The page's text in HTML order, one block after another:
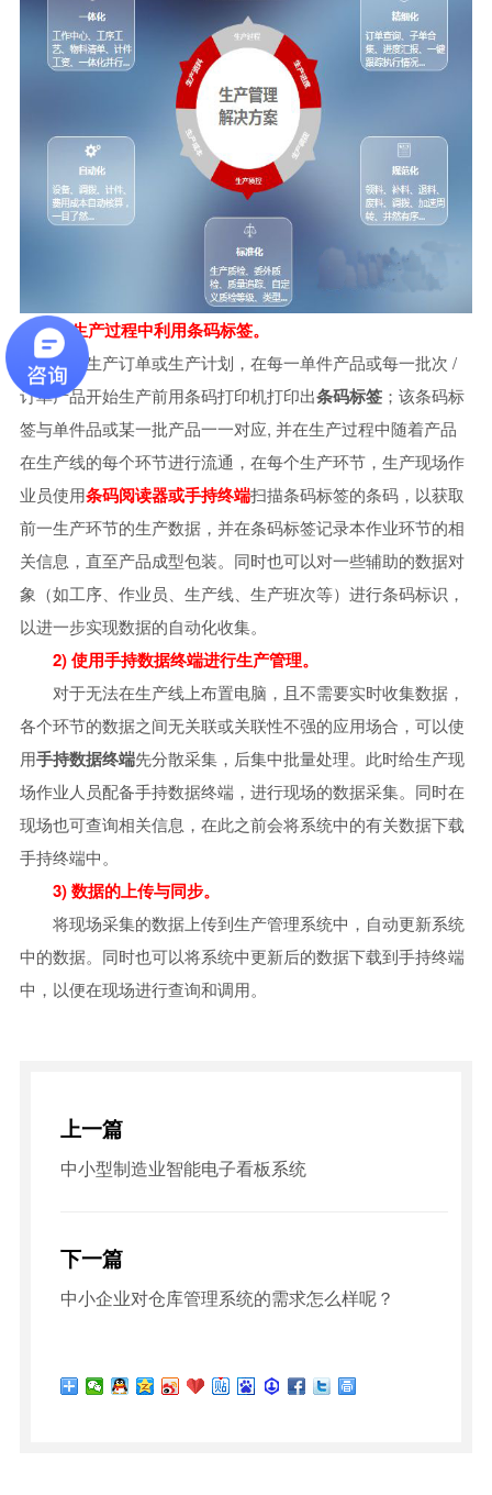
1) 生产过程中利用条码标签。
根据生产订单或生产计划，在每一单件产品或每一批次 /
订单产品开始生产前用条码打印机打印出条码标签；该条码标
签与单件品或某一批产品一一对应, 并在生产过程中随着产品
在生产线的每个环节进行流通，在每个生产环节，生产现场作
业员使用条码阅读器或手持终端扫描条码标签的条码，以获取
前一生产环节的生产数据，并在条码标签记录本作业环节的相
关信息，直至产品成型包装。同时也可以对一些辅助的数据对
象（如工序、作业员、生产线、生产班次等）进行条码标识，
以进一步实现数据的自动化收集。
2) 使用手持数据终端进行生产管理。
对于无法在生产线上布置电脑，且不需要实时收集数据，
各个环节的数据之间无关联或关联性不强的应用场合，可以使
用手持数据终端先分散采集，后集中批量处理。此时给生产现
场作业人员配备手持数据终端，进行现场的数据采集。同时在
现场也可查询相关信息，在此之前会将系统中的有关数据下载
手持终端中。
3) 数据的上传与同步。
将现场采集的数据上传到生产管理系统中，自动更新系统
中的数据。同时也可以将系统中更新后的数据下载到手持终端
中，以便在现场进行查询和调用。
上一篇
中小型制造业智能电子看板系统
下一篇
中小企业对仓库管理系统的需求怎么样呢？